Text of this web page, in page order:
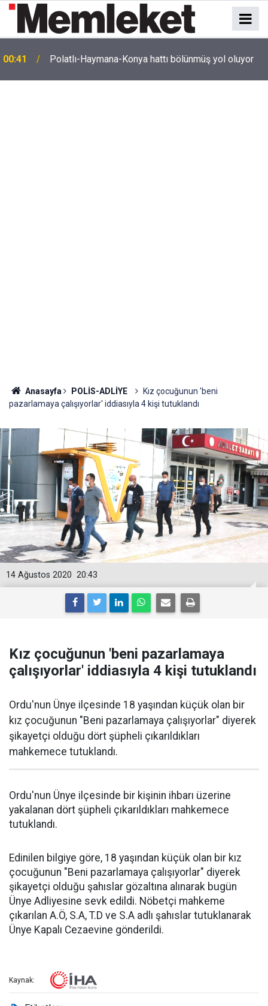
00:41 Polatlı-Haymana-Konya hattı bölünmüş yol oluyor
Anasayfa POLİS-ADLİYE
Kız çocuğunun 'beni
pazarlamaya çalışıyorlar' iddiasıyla 4 kişi tutuklandı
20:43
14 Ağustos 2020
Kız çocuğunun 'beni pazarlamaya
çalışıyorlar' iddiasıyla 4 kişi tutuklandı
Ordu'nun Ünye ilçesinde 18 yaşından küçük olan bir
kız çocuğunun "Beni pazarlamaya çalışıyorlar" diyerek
şikayetçi olduğu dört şüpheli çıkarıldıkları
mahkemece tutuklandı.
Ordu'nun Ünye ilçesinde bir kişinin ihbarı üzerine
yakalanan dört şüpheli çıkarıldıkları mahkemece
tutuklandı.
Edinilen bilgiye göre, 18 yaşından küçük olan bir kız
çocuğunun "Beni pazarlamaya çalışıyorlar" diyerek
şikayetçi olduğu şahıslar gözaltına alınarak bugün
Ünye Adliyesine sevk edildi. Nöbetçi mahkeme
çıkarılan A.Ö, S.A, T.D ve S.A adlı şahıslar tutuklanarak
Ünye Kapalı Cezaevine gönderildi.
Kaynak: